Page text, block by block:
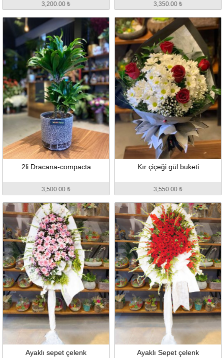
3,200.00 ₺ 3,350.00 ₺
2li Dracana-compacta
3,500.00 ₺
Kır çiçeği gül buketi
3,550.00 ₺
Ayaklı sepet çelenk Ayaklı Sepet çelenk